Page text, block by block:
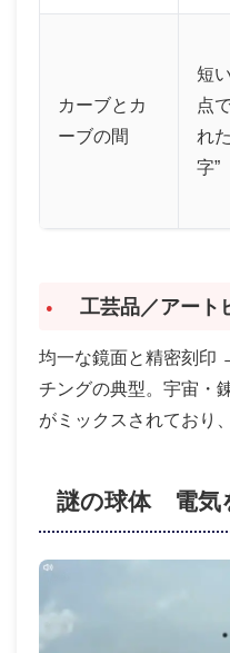
カーブとカ
ーブの間
短
点
れ
字”
工芸品／アート
均一な鏡面と精密刻印
チングの典型。宇宙・
がミックスされており、
謎の球体 電気